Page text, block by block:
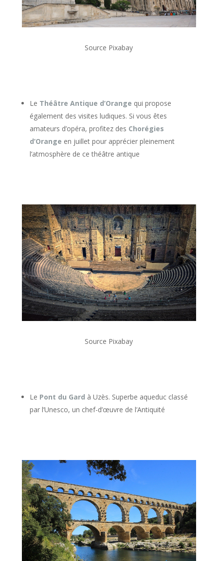
Source Pixabay
Le Théâtre Antique d’Orange qui propose
également des visites ludiques. Si vous êtes
amateurs d’opéra, profitez des Chorégies
d’Orange en juillet pour apprécier pleinement
l’atmosphère de ce théâtre antique
Source Pixabay
Le Pont du Gard à Uzès. Superbe aqueduc classé
par l’Unesco, un chef-d’œuvre de l’Antiquité